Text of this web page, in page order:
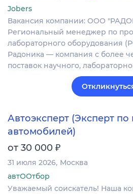
Jobers
Вакансия компании: ООО
Региональный менеджер по
лабораторного оборудования
Радоника — компания с более
поставок научного,
Автоэксперт (Эксперт
автомобилей)
от 30 000 ₽
31 июля 2026 Москва
автООтбор
Уважаемый соискатель! Наша